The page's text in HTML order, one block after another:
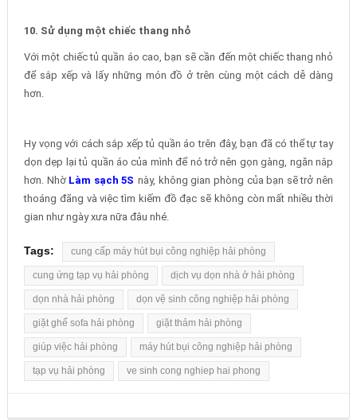
10. Sử dụng một chiếc thang nhỏ
Với một chiếc tủ quần áo cao, bạn sẽ cần đến một chiếc thang nhỏ
để sắp xếp và lấy những món đồ ở trên cùng một cách dễ dàng
hơn.
Hy vọng với cách sắp xếp tủ quần áo trên đây, bạn đã có thể tự tay
dọn dẹp lại tủ quần áo của mình để nó trở nên gọn gàng, ngăn nắp
hơn. Nhờ Làm sạch 5S này, không gian phòng của bạn sẽ trở nên
thoáng đãng và việc tìm kiếm đồ đạc sẽ không còn mất nhiều thời
gian như ngày xưa nữa đâu nhé.
Tags: cung cấp máy hút bụi công nghiệp hải phòng
cung ứng tạp vụ hải phòng dịch vụ dọn nhà ở hải phòng
dọn nhà hải phòng dọn vệ sinh công nghiệp hải phòng
giặt ghế sofa hải phòng giặt thảm hải phòng
giúp việc hải phòng máy hút bụi công nghiệp hải phòng
tạp vụ hải phòng ve sinh cong nghiep hai phong